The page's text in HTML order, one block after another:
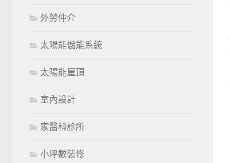
外勞仲介
太陽能儲能系統
太陽能屋頂
室內設計
家醫科診所
小坪數裝修